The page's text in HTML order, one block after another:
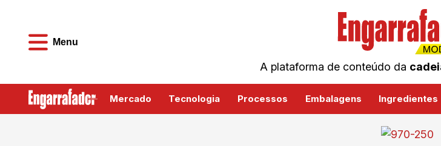
Menu
A plataforma de conteúdo da
Mercado Tecnologia Processos Embalagens Ingredientes